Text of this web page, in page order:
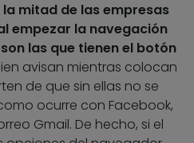
mitad de las empresas
empezar la navegación
las que tienen el botón
avisan mientras colocan
de que sin ellas no se
ocurre con Facebook,
Gmail. De hecho, si el